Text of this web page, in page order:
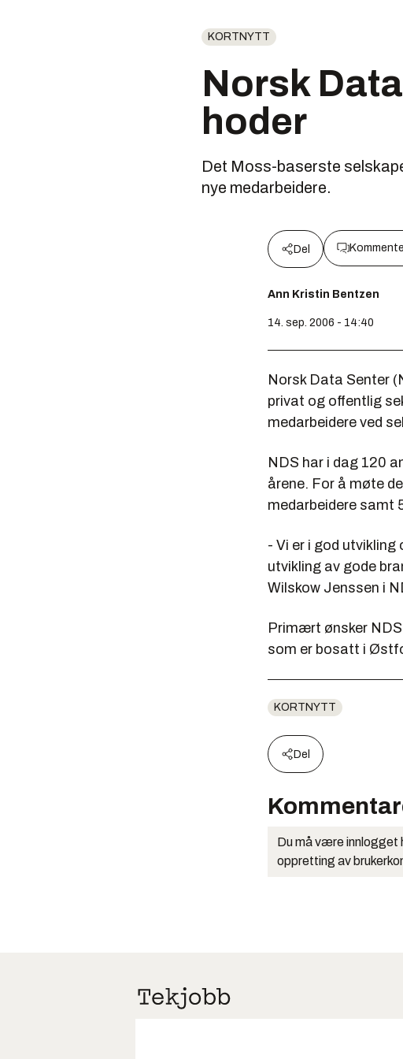
KORTNYTT
Norsk
hoder
Det Moss-baserste
nye medarbeidere.
Del
Ann Kristin Bentzen
14. sep. 2006 - 14:40
Norsk Data Senter
privat og offentlig
medarbeidere ved
NDS har i dag 120
årene. For å møte
medarbeidere samt
- Vi er i god utvikling
utvikling av gode
Wilskow Jenssen i
Primært ønsker
som er bosatt i
KORTNYTT
Del
Du må være innlogget
oppretting av